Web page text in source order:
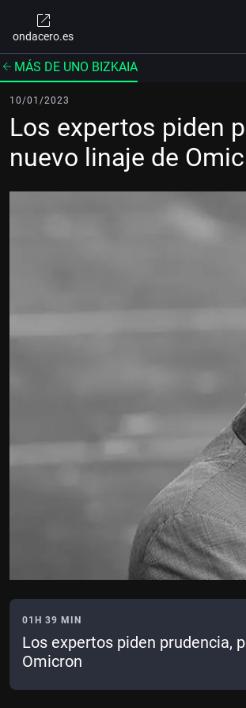
ondacero.es
MÁS DE UNO BIZKAIA
10/01/2023
Los expertos piden
nuevo linaje de
01H 39 MIN
Los expertos piden prudencia,
Omicron